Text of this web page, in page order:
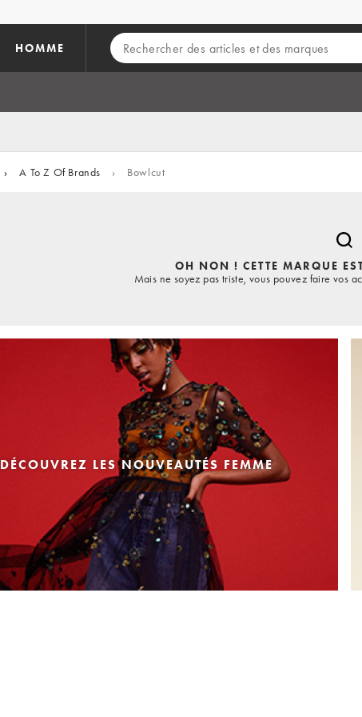
HOMME
› A To Z Of Brands › Bowlcut
OH NON ! CETTE MARQUE
Mais ne soyez pas triste, vous pouvez faire vos
DÉCOUVREZ LES NOUVEAUTÉS FEMME